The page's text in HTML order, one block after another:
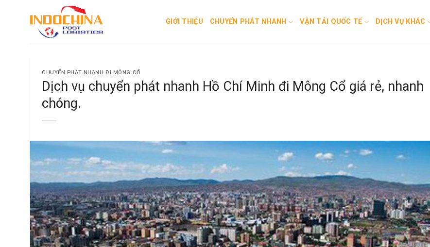
GIỚI THIỆU CHUYỂN PHÁT NHANH VẬN TẢI QUỐC TẾ DỊCH VỤ KHÁC
CHUYỂN PHÁT NHANH ĐI MÔNG CỔ
Dịch vụ chuyển phát nhanh Hồ Chí Minh đi Mông Cổ giá rẻ, nhanh
chóng.